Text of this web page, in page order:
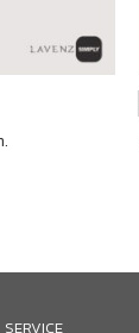
SERVICE